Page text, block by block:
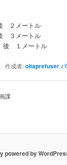
２メートル
３メートル
後 １メートル
作成者:oitaprefuser
課
powered by